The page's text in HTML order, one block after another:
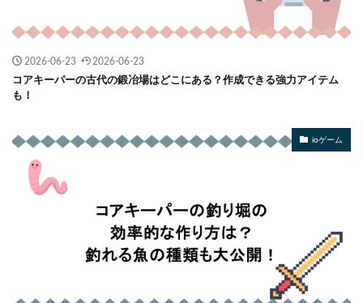
2026-06-23 2026-06-23
コアキーパーの古代の鍛冶場はどこにある？作成できる強力アイテム
も！
ioゲーム